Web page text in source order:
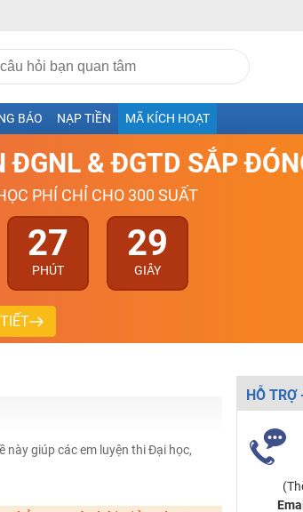
BÁO NẠP TIỀN MÃ KÍCH HOẠT
ĐGNL & ĐGTD SẮP
PHÍ CHỈ CHO 300 SUẤT
27
PHÚT
28
GIÂY
này giúp các em luyện thi Đại học,
HỖ TRỢ